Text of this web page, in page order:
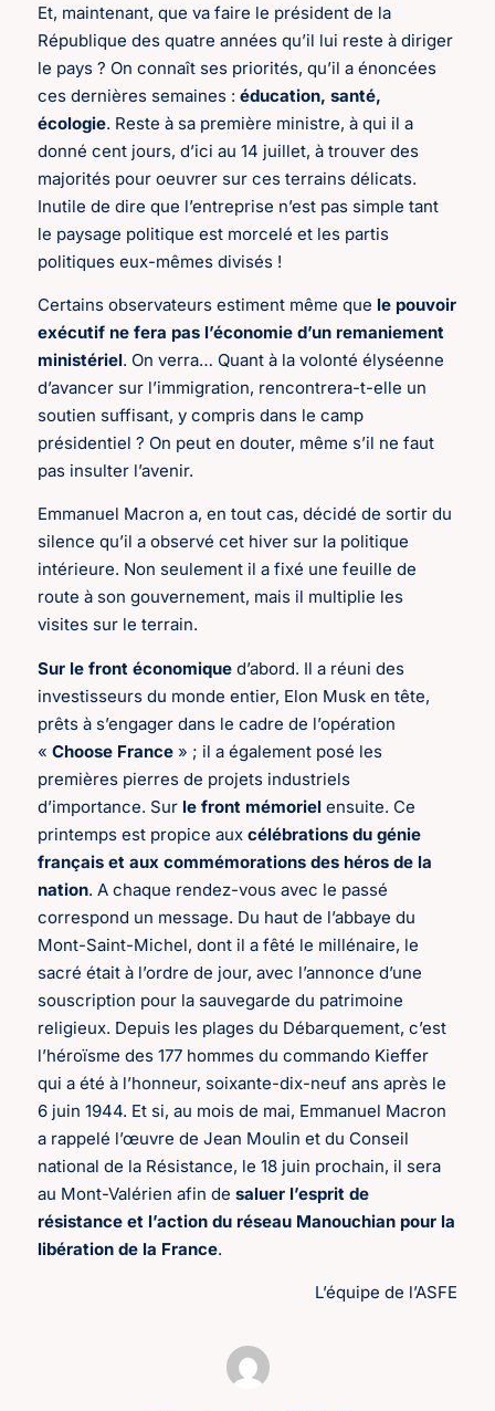
Et, maintenant, que va faire le président de la
République des quatre années qu’il lui reste à diriger
le pays ? On connaît ses priorités, qu’il a énoncées
ces dernières semaines :éducation, santé,
écologie. Reste à sa première ministre, à qui il a
donné cent jours, d’ici au 14 juillet, à trouver des
majorités pour oeuvrer sur ces terrains délicats.
Inutile de dire que l’entreprise n’est pas simple tant
le paysage politique est morcelé et les partis
politiques eux-mêmes divisés !
Certains observateurs estiment même que le pouvoir
exécutif ne fera pas l’économie d’un remaniement
ministériel. On verra… Quant à la volonté élyséenne
d’avancer sur l’immigration, rencontrera-t-elle un
soutien suffisant, y compris dans le camp
présidentiel ? On peut en douter, même s’il ne faut
pas insulter l’avenir.
Emmanuel Macron a, en tout cas, décidé de sortir du
silence qu’il a observé cet hiver sur la politique
intérieure. Non seulement il a fixé une feuille de
route à son gouvernement, mais il multiplie les
visites sur le terrain.
Sur le front économique d’abord. Il a réuni des
investisseurs du monde entier, Elon Musk en tête,
prêts à s’engager dans le cadre de l’opération
«Choose France » ; il a également posé les
premières pierres de projets industriels
d’importance. Sur le front mémoriel ensuite. Ce
printemps est propice auxcélébrations du génie
français et aux commémorations des héros de la
nation. A chaque rendez-vous avec le passé
correspond un message. Du haut de l’abbaye du
Mont-Saint-Michel, dont il a fêté le millénaire, le
sacré était à l’ordre de jour, avec l’annonce d’une
souscription pour la sauvegarde du patrimoine
religieux. Depuis les plages du Débarquement, c’est
l’héroïsme des 177 hommes du commando Kieffer
qui a été à l’honneur, soixante-dix-neuf ans après le
6 juin 1944. Et si, au mois de mai, Emmanuel Macron
a rappelé l’œuvre de Jean Moulin et du Conseil
national de la Résistance, le 18 juin prochain, il sera
au Mont-Valérien afin de saluer l’esprit de
résistance et l’action du réseau Manouchian pour la
libération de la France.
L’équipe de l’ASFE